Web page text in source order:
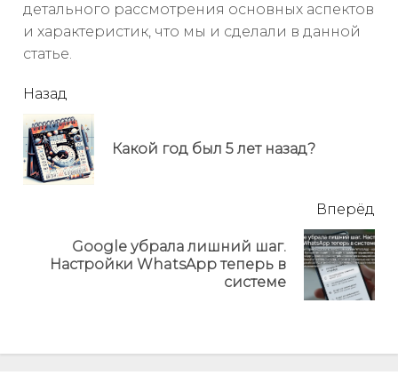
детального рассмотрения основных аспектов
и характеристик, что мы и сделали в данной
статье.
читать
еще
Назад
Какой год был 5 лет назад?
Вперёд
Next
Google убрала лишний шаг.
Настройки WhatsApp теперь в
системе